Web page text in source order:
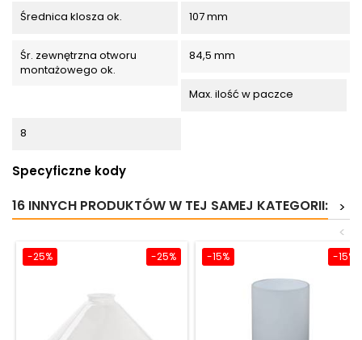
Średnica klosza ok. 107 mm
Śr. zewnętrzna otworu
montażowego ok.
84,5 mm
Max. ilość w paczce
8
Specyficzne kody
16 INNYCH PRODUKTÓW W TEJ SAMEJ KATEGORII:
>
<
-25%
-25% -15%
-15%